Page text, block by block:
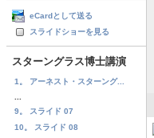
eCardとして送る
スライドショーを見る
スターングラス博士講演
1。 アーネスト・スターング...
9。 スライド 07
10。 スライド 08